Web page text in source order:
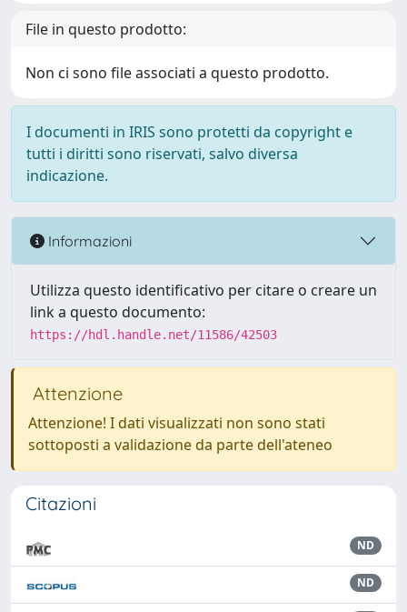
File in questo prodotto:
Non ci sono file associati a questo prodotto.
I documenti in IRIS sono protetti da copyright e
tutti i diritti sono riservati, salvo diversa
indicazione.
Informazioni
Utilizza questo identificativo per citare o creare un
link a questo documento:
https://hdl.handle.net/11586/42503
Attenzione
Attenzione! I dati visualizzati non sono stati
sottoposti a validazione da parte dell'ateneo
Citazioni
ND
ND